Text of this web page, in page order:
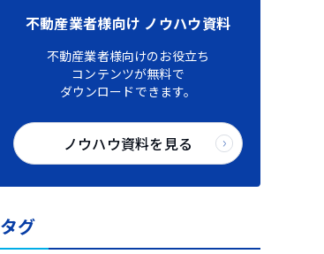
不動産業者様向け ノウハウ資料
不動産業者様向けのお役立ち
コンテンツが無料で
ダウンロードできます。
ノウハウ資料を見る
タグ